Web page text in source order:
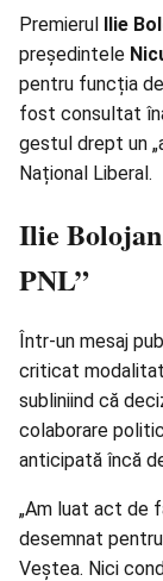
Premierul Ilie
președintele
pentru funcția
fost consultat
gestul drept un
Național Liberal.
Ilie
PNL”
Într-un mesaj
criticat
subliniind că
colaborare
anticipată încă
„Am luat act de
desemnat
Veștea. Nici